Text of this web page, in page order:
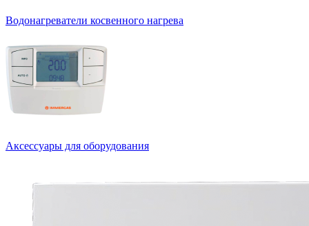
Водонагреватели косвенного нагрева
Аксессуары для оборудования